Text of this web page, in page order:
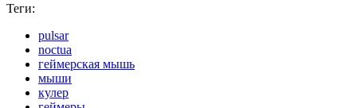
Теги:
pulsar
noctua
геймерская мышь
мыши
кулер